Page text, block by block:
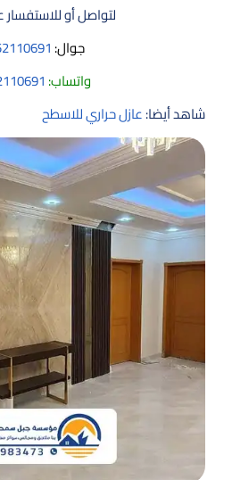
لتواصل أو للاستفسار
جوال:
واتساب:
شاهد أيضا:عازل حراري للاسطح